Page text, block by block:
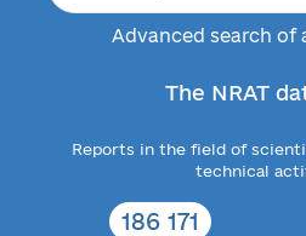
Advanced search of
The NRAT
Reports in the field of
technical
186 171